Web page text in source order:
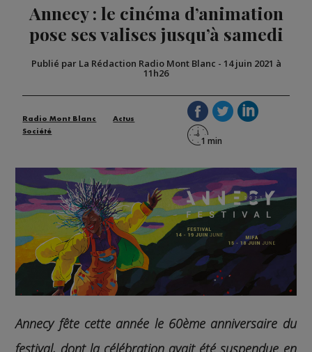
Annecy : le cinéma d’animation
pose ses valises jusqu’à samedi
Publié par La Rédaction Radio Mont Blanc - 14 juin 2021 à
11h26
Radio Mont Blanc
Actus
Société
Annecy fête cette année le 60ème anniversaire du
festival, dont la célébration avait été suspendue en